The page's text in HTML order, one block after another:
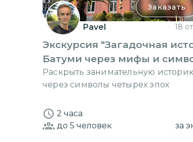
Заказать
Pavel 18
Экскурсия "Загадочная
Батуми через мифы и
Раскрыть занимательную
через символы четырех эпох
2 часа
до 5 человек за